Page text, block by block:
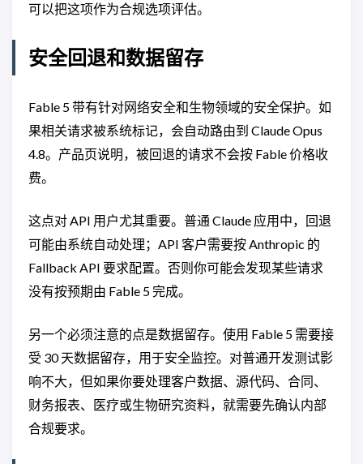
可以把这项作为合规选项评估。
安全回退和数据留存
Fable 5 带有针对网络安全和生物领域的安全保护。如
果相关请求被系统标记，会自动路由到 Claude Opus
4.8。产品页说明，被回退的请求不会按 Fable 价格收
费。
这点对 API 用户尤其重要。普通 Claude 应用中，回退
可能由系统自动处理；API 客户需要按 Anthropic 的
Fallback API 要求配置。否则你可能会发现某些请求
没有按预期由 Fable 5 完成。
另一个必须注意的点是数据留存。使用 Fable 5 需要接
受 30 天数据留存，用于安全监控。对普通开发测试影
响不大，但如果你要处理客户数据、源代码、合同、
财务报表、医疗或生物研究资料，就需要先确认内部
合规要求。